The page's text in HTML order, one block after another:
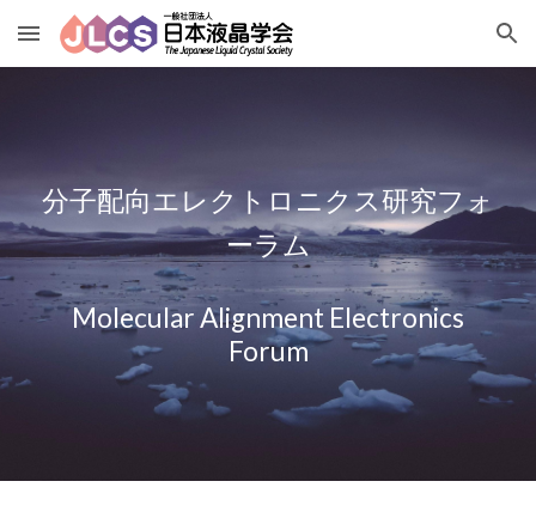
Skip to main content Skip to navigation
分子配向エレクトロニクス研究フォ
ーラム
Molecular Alignment Electronics
Forum